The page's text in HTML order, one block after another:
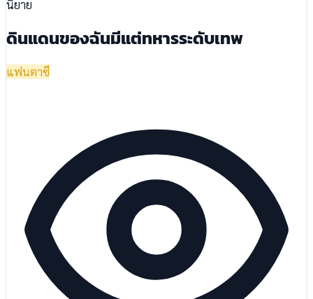
นิยาย
ดินแดนของฉันมีแต่ทหารระดับเทพ
แฟนตาซี